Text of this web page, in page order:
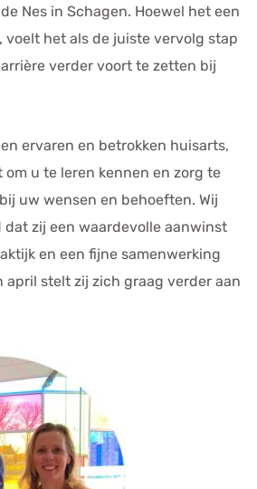
Nes in Schagen. Hoewel het een
voelt het als de juiste vervolg stap
verder voort te zetten bij
ervaren en betrokken huisarts,
om u te leren kennen en zorg te
uw wensen en behoeften. Wij
zij een waardevolle aanwinst
en een fijne samenwerking
april stelt zij zich graag verder aan